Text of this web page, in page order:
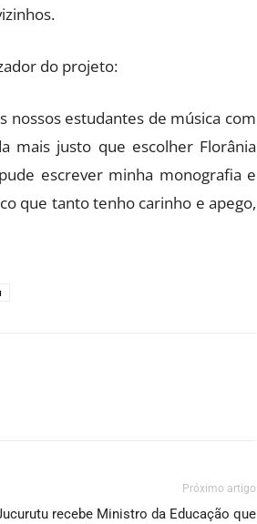
do projeto:
nossos estudantes de música com
mais justo que escolher Florânia
escrever minha monografia e
que tanto tenho carinho e apego,
Próximo artigo
recebe Ministro da Educação que